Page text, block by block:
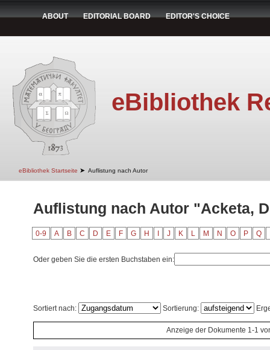
ABOUT EDITORIAL BOARD EDITOR'S CHOICE
eBibliothek
eBibliothek Startseite ➤ Auflistung nach Autor
Auflistung nach Autor "Acketa,
0-9 A B C D E F G H J K L M N O P Q
Oder geben Sie die ersten Buchstaben ein:
Sortiert nach: Sortierung:
Anzeige der Dokumente 1-1